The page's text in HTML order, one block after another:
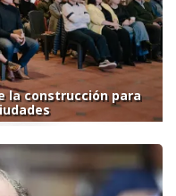
la construcción para